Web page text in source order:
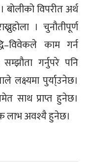
विपरीत अर्थ
। चुनौतीपूर्ण
काम गर्न
गर्नुपरे पनि
लक्ष्यमा पुर्या्उनेछ।
साथ प्राप्त हुनेछ।
लाभ अवश्यै हुनेछ।